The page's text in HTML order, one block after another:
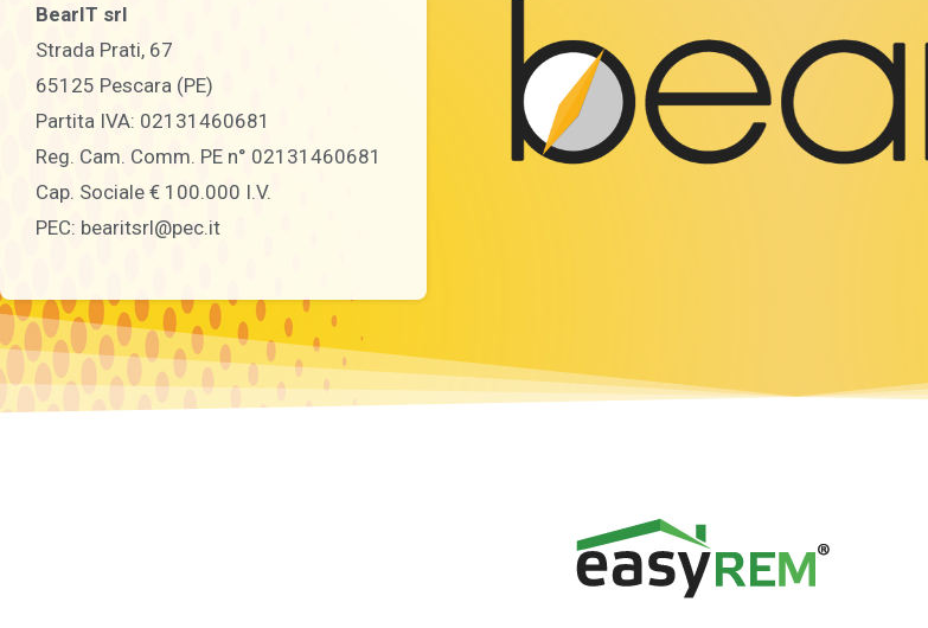
BearIT srl
Strada Prati, 67
65125 Pescara (PE)
Partita IVA: 02131460681
Reg. Cam. Comm. PE n° 02131460681
Cap. Sociale € 100.000 I.V.
PEC: bearitsrl@pec.it